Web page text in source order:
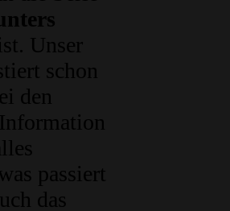
Unser
schon
den
passiert
das